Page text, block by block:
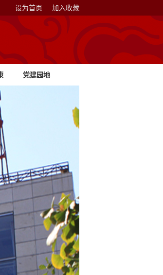
设为首页 加入收藏
党建园地